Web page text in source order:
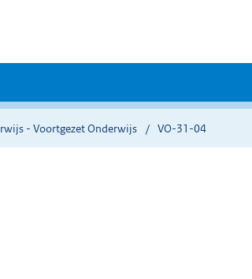
- Voortgezet Onderwijs VO-31-04